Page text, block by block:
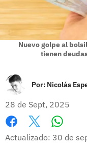
Nuevo golpe al
tienen
Por: Nicolás
28 de Sept, 2025
Facebook
X
Actualizado: 30 de